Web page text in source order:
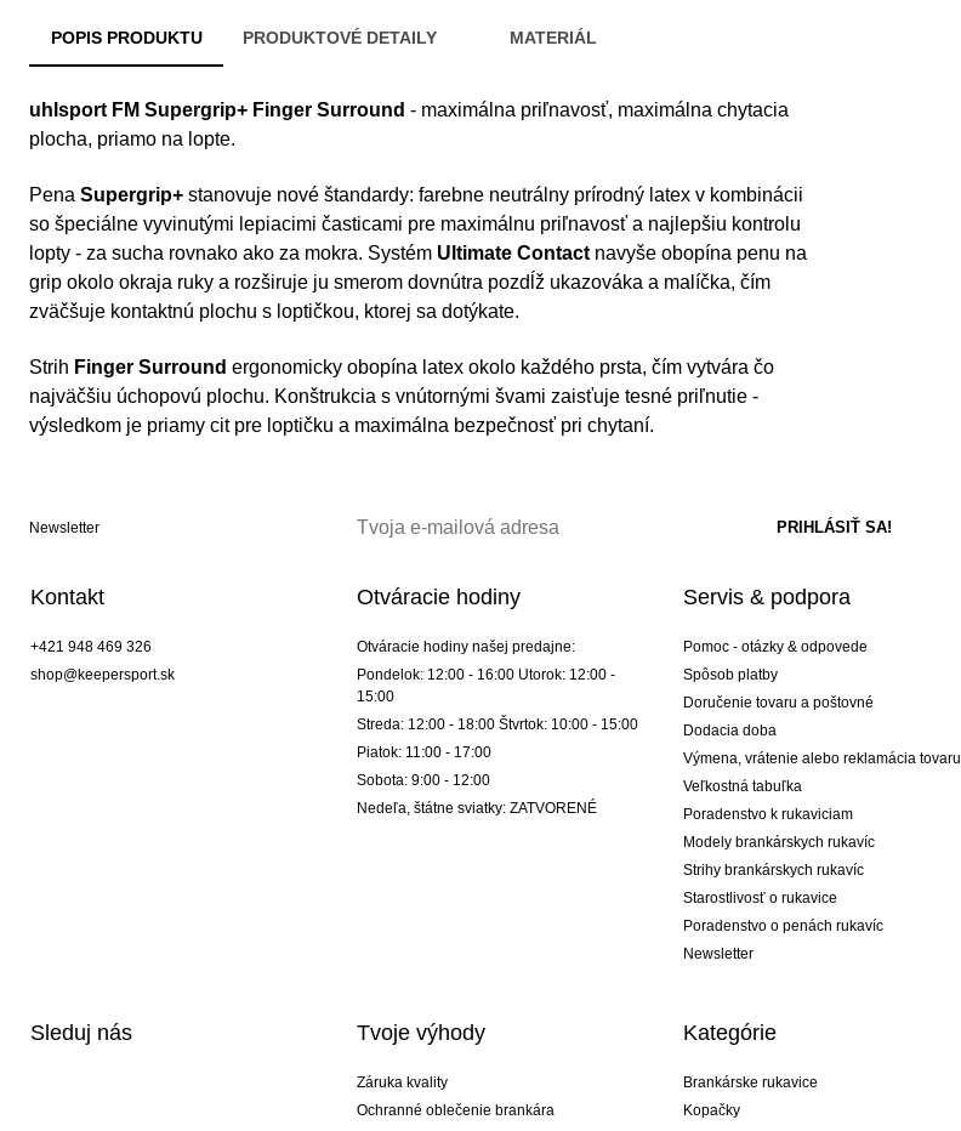
POPIS PRODUKTU PRODUKTOVÉ DETAILY MATERIÁL
uhlsport FM Supergrip+ Finger Surround - maximálna priľnavosť, maximálna chytacia
plocha, priamo na lopte.
Pena Supergrip+ stanovuje nové štandardy: farebne neutrálny prírodný latex v kombinácii
so špeciálne vyvinutými lepiacimi časticami pre maximálnu priľnavosť a najlepšiu kontrolu
lopty - za sucha rovnako ako za mokra. Systém Ultimate Contactnavyše obopína penu na
grip okolo okraja ruky a rozširuje ju smerom dovnútra pozdĺž ukazováka a malíčka, čím
zväčšuje kontaktnú plochu s loptičkou, ktorej sa dotýkate.
Strih Finger Surround ergonomicky obopína latex okolo každého prsta, čím vytvára čo
najväčšiu úchopovú plochu. Konštrukcia s vnútornými švami zaisťuje tesné priľnutie -
výsledkom je priamy cit pre loptičku a maximálna bezpečnosť pri chytaní.
Newsletter
Kontakt
+421 948 469 326
shop@keepersport.sk
Otváracie hodiny
Otváracie hodiny našej predajne:
Pondelok: 12:00 - 16:00 Utorok: 12:00 -
15:00
Streda: 12:00 - 18:00 Štvrtok: 10:00 - 15:00
Piatok: 11:00 - 17:00
Sobota: 9:00 - 12:00
Nedeľa, štátne sviatky: ZATVORENÉ
Servis & podpora
Pomoc - otázky & odpovede
Spôsob platby
Doručenie tovaru a poštovné
Dodacia doba
Výmena, vrátenie alebo reklamácia tovaru
Veľkostná tabuľka
Poradenstvo k rukaviciam
Modely brankárskych rukavíc
Strihy brankárskych rukavíc
Starostlivosť o rukavice
Poradenstvo o penách rukavíc
Newsletter
Sleduj nás Tvoje výhody
Záruka kvality
Ochranné oblečenie brankára
Kategórie
Brankárske rukavice
Kopačky